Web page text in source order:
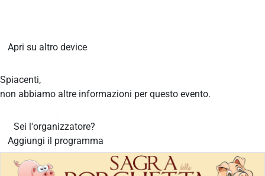
Apri su altro device
Spiacenti,
non abbiamo altre informazioni per questo evento.
Sei l'organizzatore?
Aggiungi il programma